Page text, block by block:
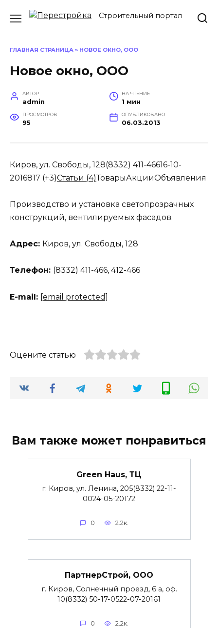
Строительный портал
ГЛАВНАЯ СТРАНИЦА » НОВОЕ ОКНО, ООО
Новое окно, ООО
АВТОР
admin
НА ЧТЕНИЕ
1 мин
ПРОСМОТРОВ
95
ОПУБЛИКОВАНО
06.03.2013
Киров, ул. Свободы, 128(8332) 411-46616-10-
2016817 (+3)Статьи (4)ТоварыАкцииОбъявления
Производство и установка светопрозрачных
конструкций, вентилируемых фасадов.
Адрес: Киров, ул. Свободы, 128
Телефон: (8332) 411-466, 412-466
Е-mail: [email protected]
Оцените статью
Вам также может понравиться
Green Haus, ТЦ
г. Киров, ул. Ленина, 205(8332) 22-11-
0024-05-20172
0 2.2к.
ПартнерСтрой, ООО
г. Киров, Солнечный проезд, 6 а, оф.
10(8332) 50-17-0522-07-20161
0 2.2к.